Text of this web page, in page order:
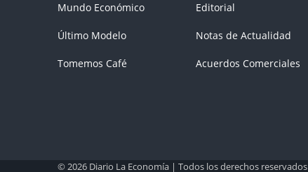
Mundo Económico
Último Modelo
Tomemos Café
Editorial
Notas de Actualidad
Acuerdos Comerciales
© 2026 Diario La Economía | Todos los derechos reservados